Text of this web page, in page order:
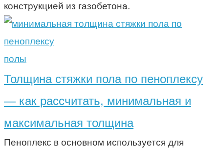
конструкцией из газобетона.
полы
Толщина стяжки пола по пеноплексу
— как рассчитать, минимальная и
максимальная толщина
Пеноплекс в основном используется для